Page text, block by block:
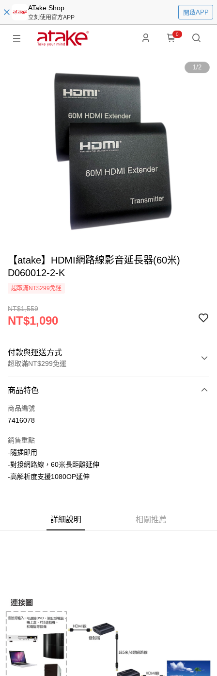
ATake Shop
立刻使用官方APP
開啟APP
0
1/2
【atake】HDMI網路線影音延長器(60米)
D060012-2-K
超取滿NT$299免運
NT$1,559
NT$1,090
付款與運送方式
超取滿NT$299免運
信用卡一次付款
超商取貨付款
Apple Pay
街口支付
7-11取貨付款
每筆NT$60，滿NT$299(含以上)免運費
付款後7-11取貨
每筆NT$60，滿NT$299(含以上)免運費
宅配
商品特色
商品編號
7416078
銷售重點
-隨插即用
-對接網路線，60米長距離延伸
-高解析度支援1080OP延伸
詳細說明 相關推薦